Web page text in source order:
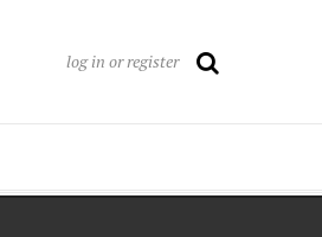
log in or register